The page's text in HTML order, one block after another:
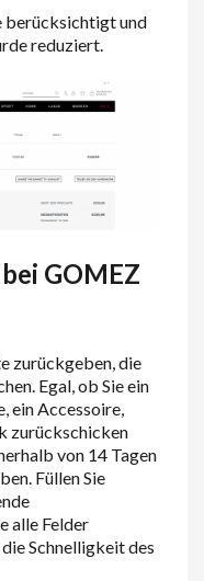
berücksichtigt und
reduziert.
GOMEZ
zurückgeben, die
Egal, ob Sie ein
ein Accessoire,
zurückschicken
von 14 Tagen
Füllen Sie
alle Felder
Schnelligkeit des